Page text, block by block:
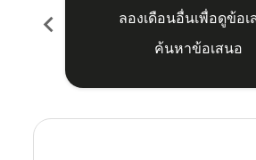
chevron_left
ลองเดือนอื่นเพื่อดูข้อเ
ค้นหาข้อเสนอ